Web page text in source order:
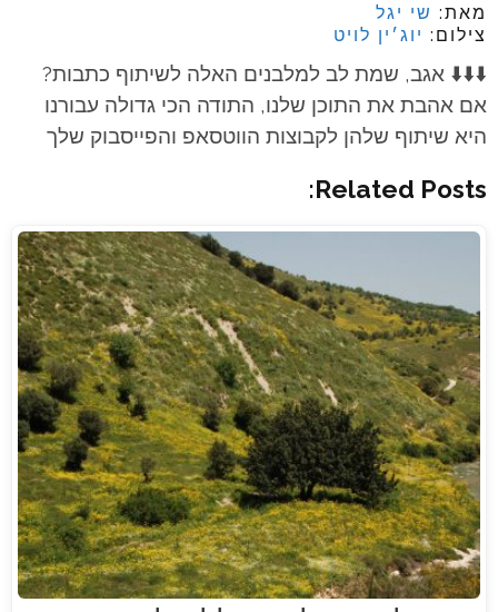
מאת: שי יגל
צילום: יוג׳ין לויט
⬇️⬇️⬇️ אגב, שמת לב למלבנים האלה לשיתוף כתבות?
אם אהבת את התוכן שלנו, התודה הכי גדולה עבורנו
היא שיתוף שלהן לקבוצות הווטסאפ והפייסבוק שלך
Related Posts: